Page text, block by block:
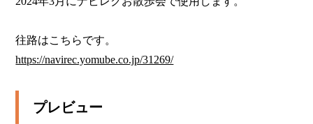
https://navirec.yomube.co.jp/31269/
プレビュー